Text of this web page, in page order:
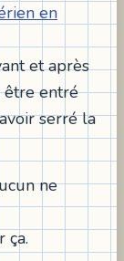
en
et après
être entré
serré la
ne
ça.